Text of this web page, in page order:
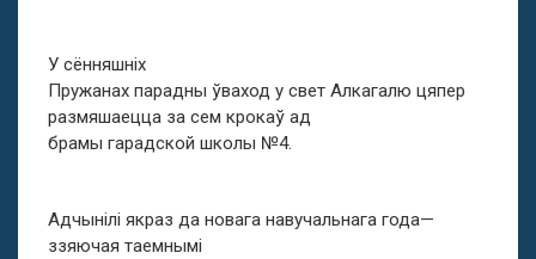
У сённяшніх
Пружанах парадны ўваход у свет Алкагалю цяпер
размяшаецца за сем крокаў ад
брамы гарадской школы №4.
Адчынілі якраз да новага навучальнага года—
ззяючая таемнымі